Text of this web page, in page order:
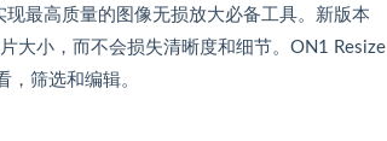
最高质量的图像无损放大必备工具。新版本
大小，而不会损失清晰度和细节。ON1 Resize
筛选和编辑。